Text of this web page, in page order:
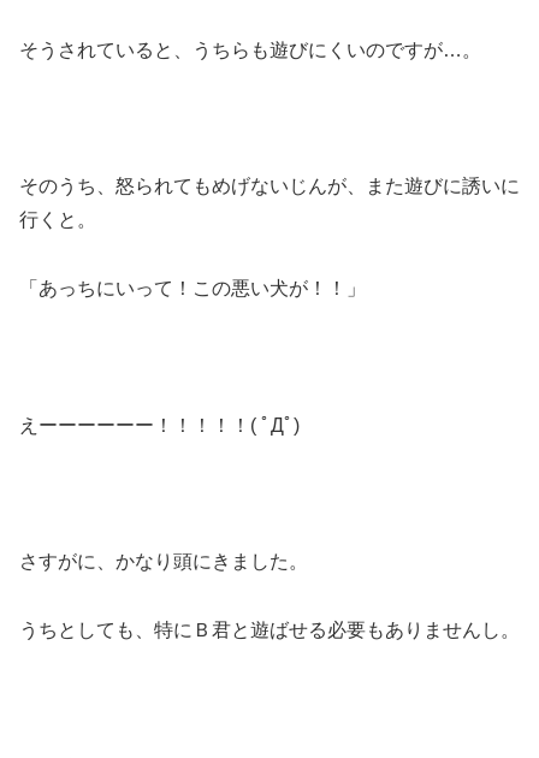
そうされていると、うちらも遊びにくいのですが…。
そのうち、怒られてもめげないじんが、また遊びに誘いに
行くと。
「あっちにいって！この悪い犬が！！」
えーーーーーー！！！！！( ﾟДﾟ)
さすがに、かなり頭にきました。
うちとしても、特にＢ君と遊ばせる必要もありませんし。